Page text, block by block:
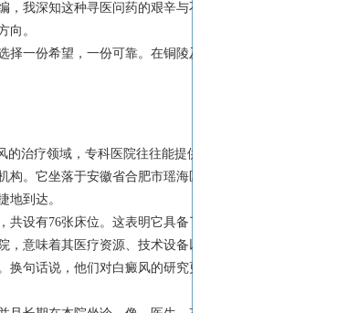
我深知这种寻医问药的艰辛与不
向。
一份希望，一份可靠。在铜陵及
治疗领域，专科医院往往能提供
。它坐落于安徽省合肥市瑶海区
地到达。
设有76张床位。这表明它具备了
意味着其医疗资源、技术设备以
句话说，他们对白癜风的研究更